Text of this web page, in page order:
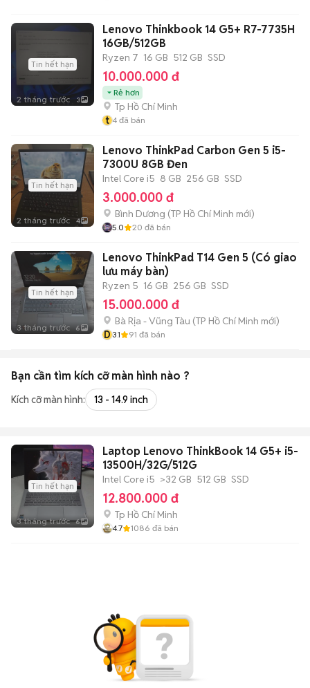
Tin hết hạn
2 tháng trước 3
Lenovo Thinkbook 14 G5+ R7-7735H
16GB/512GB
Ryzen 7 16 GB 512 GB SSD
10.000.000 đ
Rẻ hơn
Tp Hồ Chí Minh
t 4 đã bán
Tin hết hạn
2 tháng trước 4
Lenovo ThinkPad Carbon Gen 5 i5-
7300U 8GB Đen
Intel Core i5 8 GB 256 GB SSD
3.000.000 đ
Bình Dương (TP Hồ Chí Minh mới)
5.0 20 đã bán
Tin hết hạn
3 tháng trước 6
Lenovo ThinkPad T14 Gen 5 (Có giao
lưu máy bàn)
Ryzen 5 16 GB 256 GB SSD
15.000.000 đ
Bà Rịa - Vũng Tàu (TP Hồ Chí Minh mới)
D3.1 91 đã bán
Bạn cần tìm kích cỡ màn hình nào ?
Kích cỡ màn hình: 13 - 14.9 inch
Tin hết hạn
3 tháng trước 6
Laptop Lenovo ThinkBook 14 G5+ i5-
13500H/32G/512G
Intel Core i5 >32 GB 512 GB SSD
12.800.000 đ
Tp Hồ Chí Minh
4.7 1086 đã bán